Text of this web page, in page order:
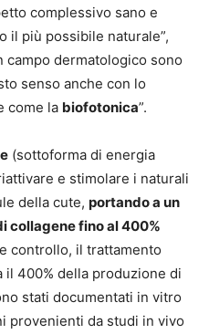
complessivo sano e
il più possibile naturale”,
campo dermatologico sono
senso anche con lo
come la biofotonica”.
(sottoforma di energia
e stimolare i naturali
della cute, portando a un
collagene fino al 400%
controllo, il trattamento
400% della produzione di
stati documentati in vitro
provenienti da studi in vivo